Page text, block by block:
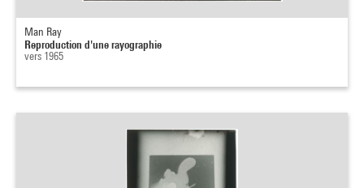
Man Ray
Reproduction d'une rayographie
vers 1965